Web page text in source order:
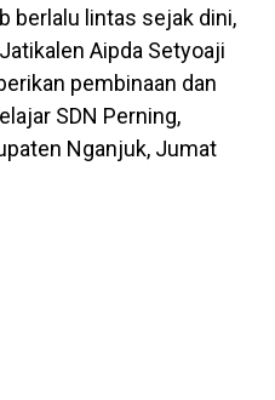
berlalu lintas sejak dini,
Aipda Setyoaji
pembinaan dan
SDN Perning,
Nganjuk, Jumat